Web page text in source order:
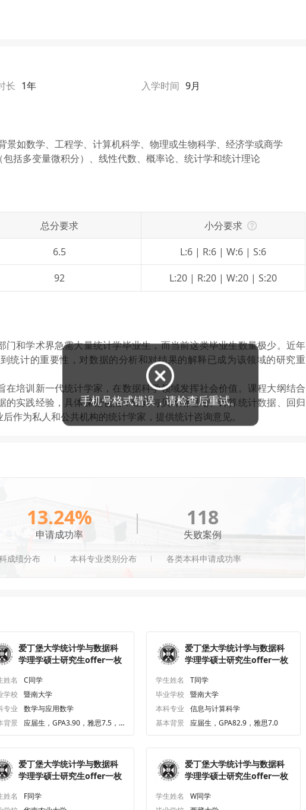
长 1年 入学时间 9月
景如数学、工程学、计算机科学、物理或生物科学、经济学或商学
括多变量微积分）、线性代数、概率论、统计学和统计理论
总分要求
小分要求
6.5 L:6 | R:6 | W:6 | S:6
92 L:20 | R:20 | W:20 | S:20
和学术界急需大量统计学毕业生，而当前这类毕业生数量极少。近年
统计的重要性，对数据的分析和对结果的解释已成为该领域的研究重
培训新一代统计学家，在数据科学领域发挥社会价值。课程大纲结合
实践经验，具体课程包括：经典与贝叶斯理论、计算统计数据、回归
作为私人和公共机构的统计学家，提供统计咨询意见。
13.24%
申请成功率
118
失败案例
成绩分布 本科专业类别分布 各类本科申请成功率
爱丁堡大学统计学与数据科
学理学硕士研究生offer一枚
姓名
C同学
学校
暨南大学
专业 数学与应用数学
背景
应届生，GPA3.90，雅思7.5，G
爱丁堡大学统计学与数据科
学理学硕士研究生offer一枚
学生姓名
T同学
毕业学校
暨南大学
本科专业 信息与计算科学
基本背景
应届生，GPA82.9，雅思7.0
爱丁堡大学统计学与数据科
学理学硕士研究生offer一枚
姓名
F同学
爱丁堡大学统计学与数据科
学理学硕士研究生offer一枚
学生姓名
W同学